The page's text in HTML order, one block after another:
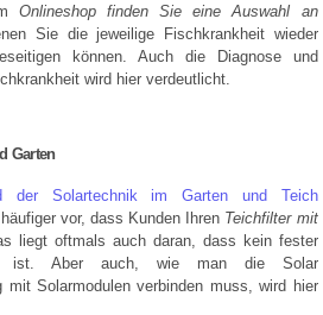
Onlineshop finden Sie eine Auswahl an
Sie die jeweilige Fischkrankheit wieder
können. Auch die Diagnose und
wird hier verdeutlicht.
Garten
der Solartechnik im Garten und Teich
vor, dass Kunden Ihren Teichfilter mit
liegt oftmals auch daran, dass kein fester
ist. Aber auch, wie man die Solar
mit Solarmodulen verbinden muss, wird hier